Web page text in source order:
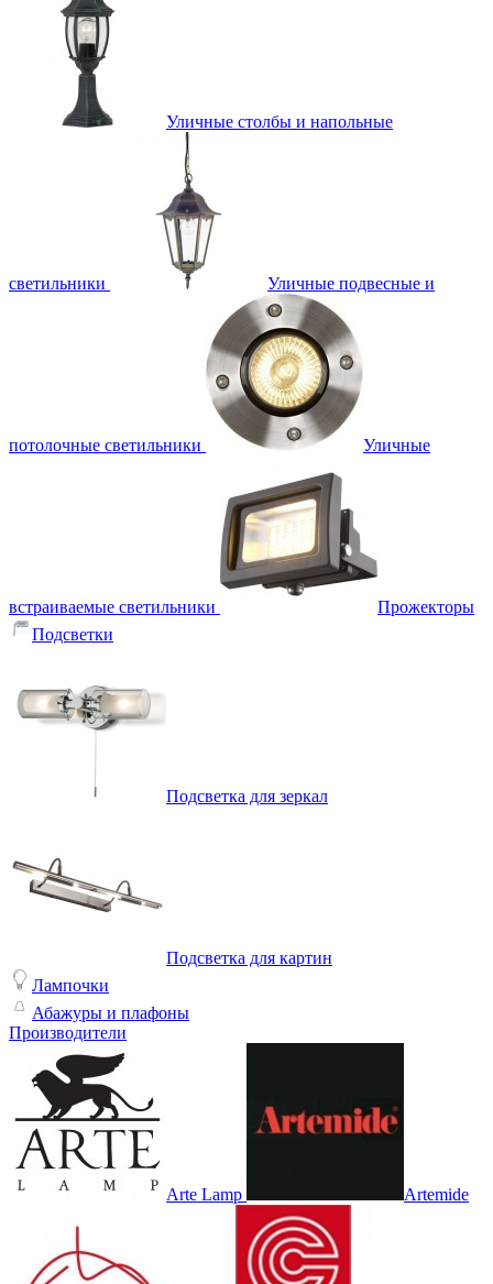
Уличные столбы и напольные
светильники Уличные подвесные и
потолочные светильники Уличные
встраиваемые светильники
Прожекторы
Подсветки
Подсветка для зеркал
Подсветка для картин
Лампочки
Абажуры и плафоны
Производители
Arte Lamp Artemide